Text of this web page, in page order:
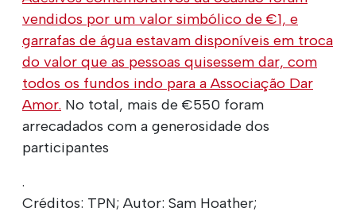
vendidos por um valor simbólico de €1, e
garrafas de água estavam disponíveis em troca
do valor que as pessoas quisessem dar, com
todos os fundos indo para a Associação Dar
Amor. No total, mais de €550 foram
arrecadados com a generosidade dos
participantes
.
Créditos: TPN; Autor: Sam Hoather;